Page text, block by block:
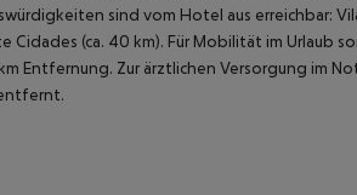
sind vom Hotel aus erreichbar:
Cidades (ca. 40 km). Für Mobilität im Urlaub
Entfernung. Zur ärztlichen Versorgung im